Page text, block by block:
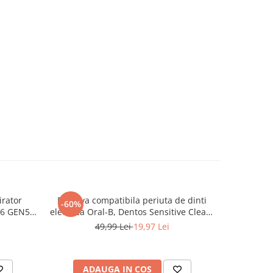
GEN5 ,
cm,
-60%
Rezerva compatibila periuta de dinti
electrica Oral-B, Dentos Sensitive Clean,
4 bucati, Alb
49,99 Lei19,97 Lei
ADAUGA IN COS